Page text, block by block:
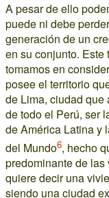
A pesar de ello
puede ni debe
generación de un
en su conjunto. Este
tomamos en
posee el territorio
de Lima, ciudad que
de todo el Perú, ser
de América Latina y
del Mundo6, hecho
predominante de
quiere decir una
siendo una ciudad